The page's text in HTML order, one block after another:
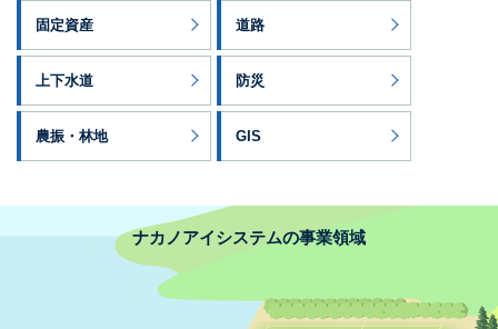
固定資産 道路
上下水道 防災
農振・林地 GIS
ナカノアイシステムの事業領域